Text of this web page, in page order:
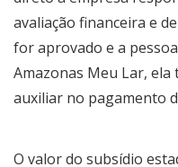
avaliação financeira e
for aprovado e a
Amazonas Meu Lar,
auxiliar no pagamento
O valor do subsídio